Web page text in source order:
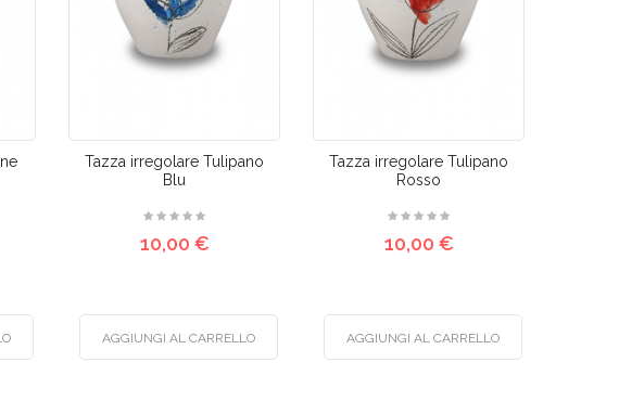
Tazza irregolare Tulipano
Blu
10,00 €
AGGIUNGI AL CARRELLO
Tazza irregolare Tulipano
Rosso
10,00 €
AGGIUNGI AL CARRELLO